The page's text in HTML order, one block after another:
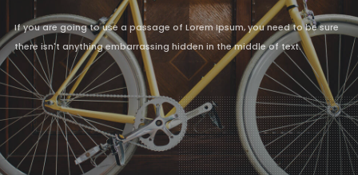
If you are going to use a passage of Lorem Ipsum, you need to be sure
there isn't anything embarrassing hidden in the middle of text.